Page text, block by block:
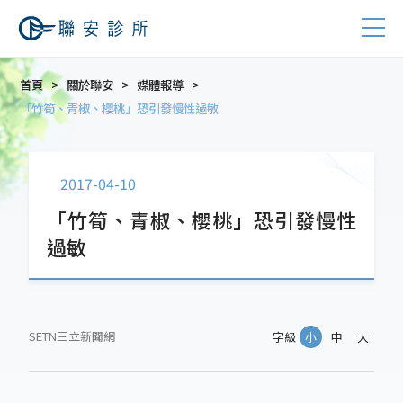
首頁 關於聯安
媒體報導
「竹筍、青椒、櫻桃」恐引發慢性過敏
2017-04-10
「竹筍、青椒、櫻桃」恐引發慢性
過敏
SETN三立新聞網 字級 小 中 大